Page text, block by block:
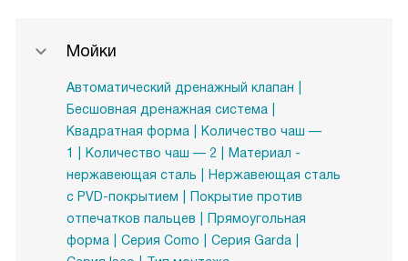
Мойки
Автоматический дренажный клапан
Бесшовная дренажная система
Квадратная форма
Количество чаш —
1
Количество чаш — 2
Материал -
нержавеющая сталь
Нержавеющая сталь
с PVD-покрытием
Покрытие против
отпечатков пальцев
Прямоугольная
форма
Серия Como
Серия Garda